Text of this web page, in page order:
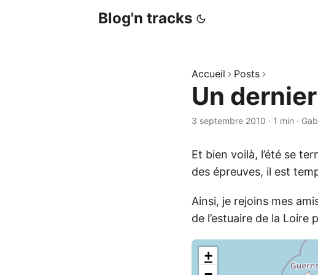
Blog'n tracks
Accueil Posts
Un
3 septembre 2010 · 1 min ·
Et bien voilà, l’été se
des épreuves, il est
Ainsi, je rejoins mes
de l’estuaire de la Loire
+